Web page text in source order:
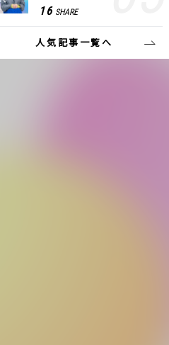
つけた、私の生きる道
16 SHARE
人気記事一覧へ